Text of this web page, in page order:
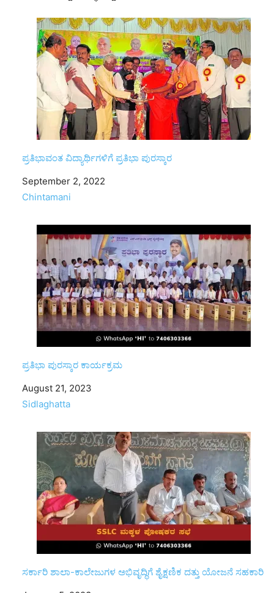
ಪ್ರತಿಭಾವಂತ ವಿದ್ಯಾರ್ಥಿಗಳಿಗೆ ಪ್ರತಿಭಾ ಪುರಸ್ಕಾರ
Date
September 2, 2022
In relation to
Chintamani
ಪ್ರತಿಭಾ ಪುರಸ್ಕಾರ ಕಾರ್ಯಕ್ರಮ
Date
August 21, 2023
In relation to
Sidlaghatta
ಸರ್ಕಾರಿ ಶಾಲಾ-ಕಾಲೇಜುಗಳ ಅಭಿವೃದ್ಧಿಗೆ ಶೈಕ್ಷಣಿಕ ದತ್ತು ಯೋಜನೆ ಸಹಕಾರಿ